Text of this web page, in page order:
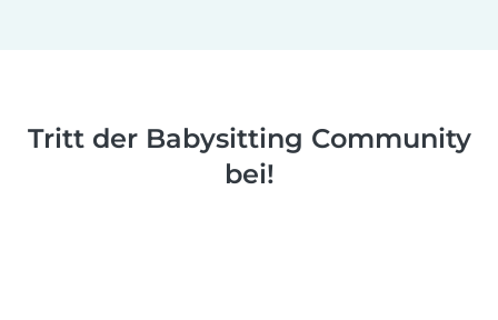
Tritt der Babysitting Community
bei!